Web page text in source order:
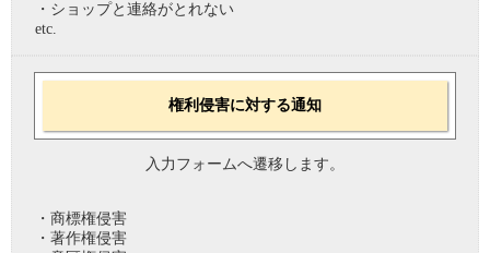
・ショップと連絡がとれない
etc.
権利侵害に対する通知
入力フォームへ遷移します。
・商標権侵害
・著作権侵害